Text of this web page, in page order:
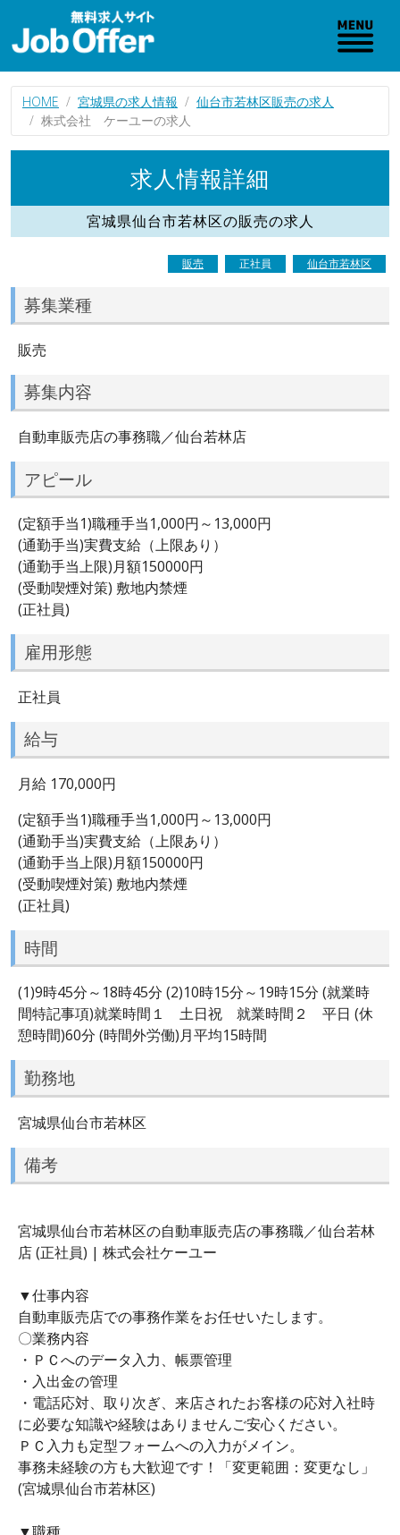
HOME 宮城県の求人情報
仙台市若林区販売の求人
株式会社 ケーユーの求人
求人情報詳細
宮城県仙台市若林区の販売の求人
販売 正社員 仙台市若林区
募集業種
販売
募集内容
自動車販売店の事務職／仙台若林店
アピール
(定額手当1)職種手当1,000円～13,000円
(通勤手当)実費支給（上限あり）
(通勤手当上限)月額150000円
(受動喫煙対策) 敷地内禁煙
(正社員)
雇用形態
正社員
給与
月給 170,000円
(定額手当1)職種手当1,000円～13,000円
(通勤手当)実費支給（上限あり）
(通勤手当上限)月額150000円
(受動喫煙対策) 敷地内禁煙
(正社員)
時間
(1)9時45分～18時45分 (2)10時15分～19時15分 (就業時
間特記事項)就業時間１ 土日祝 就業時間２ 平日 (休
憩時間)60分 (時間外労働)月平均15時間
勤務地
宮城県仙台市若林区
備考
宮城県仙台市若林区の自動車販売店の事務職／仙台若林
店 (正社員) | 株式会社ケーユー
▼仕事内容
自動車販売店での事務作業をお任せいたします。
〇業務内容
・ＰＣへのデータ入力、帳票管理
・入出金の管理
・電話応対、取り次ぎ、来店されたお客様の応対入社時
に必要な知識や経験はありませんご安心ください。
ＰＣ入力も定型フォームへの入力がメイン。
事務未経験の方も大歓迎です！「変更範囲：変更なし」
(宮城県仙台市若林区)